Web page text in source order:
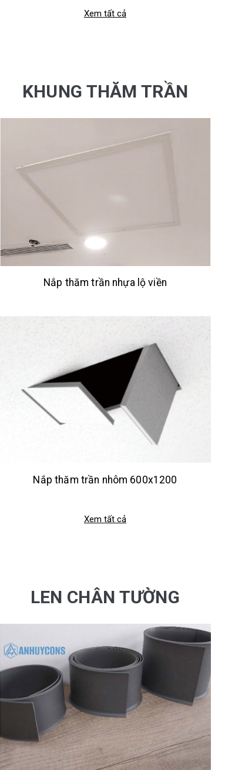
Xem tất cả
KHUNG THĂM TRẦN
Nắp thăm trần nhựa lộ viền
Nắp thăm trần nhôm 600x1200
Xem tất cả
LEN CHÂN TƯỜNG